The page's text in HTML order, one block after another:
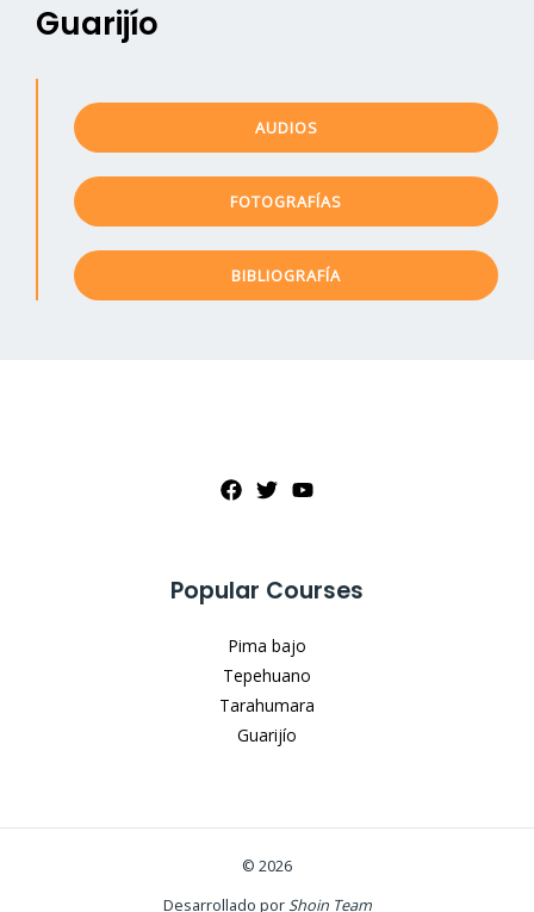
Guarijío
AUDIOS
FOTOGRAFÍAS
BIBLIOGRAFÍA
Popular Courses
Pima bajo
Tepehuano
Tarahumara
Guarijío
© 2026
Desarrollado porShoin Team